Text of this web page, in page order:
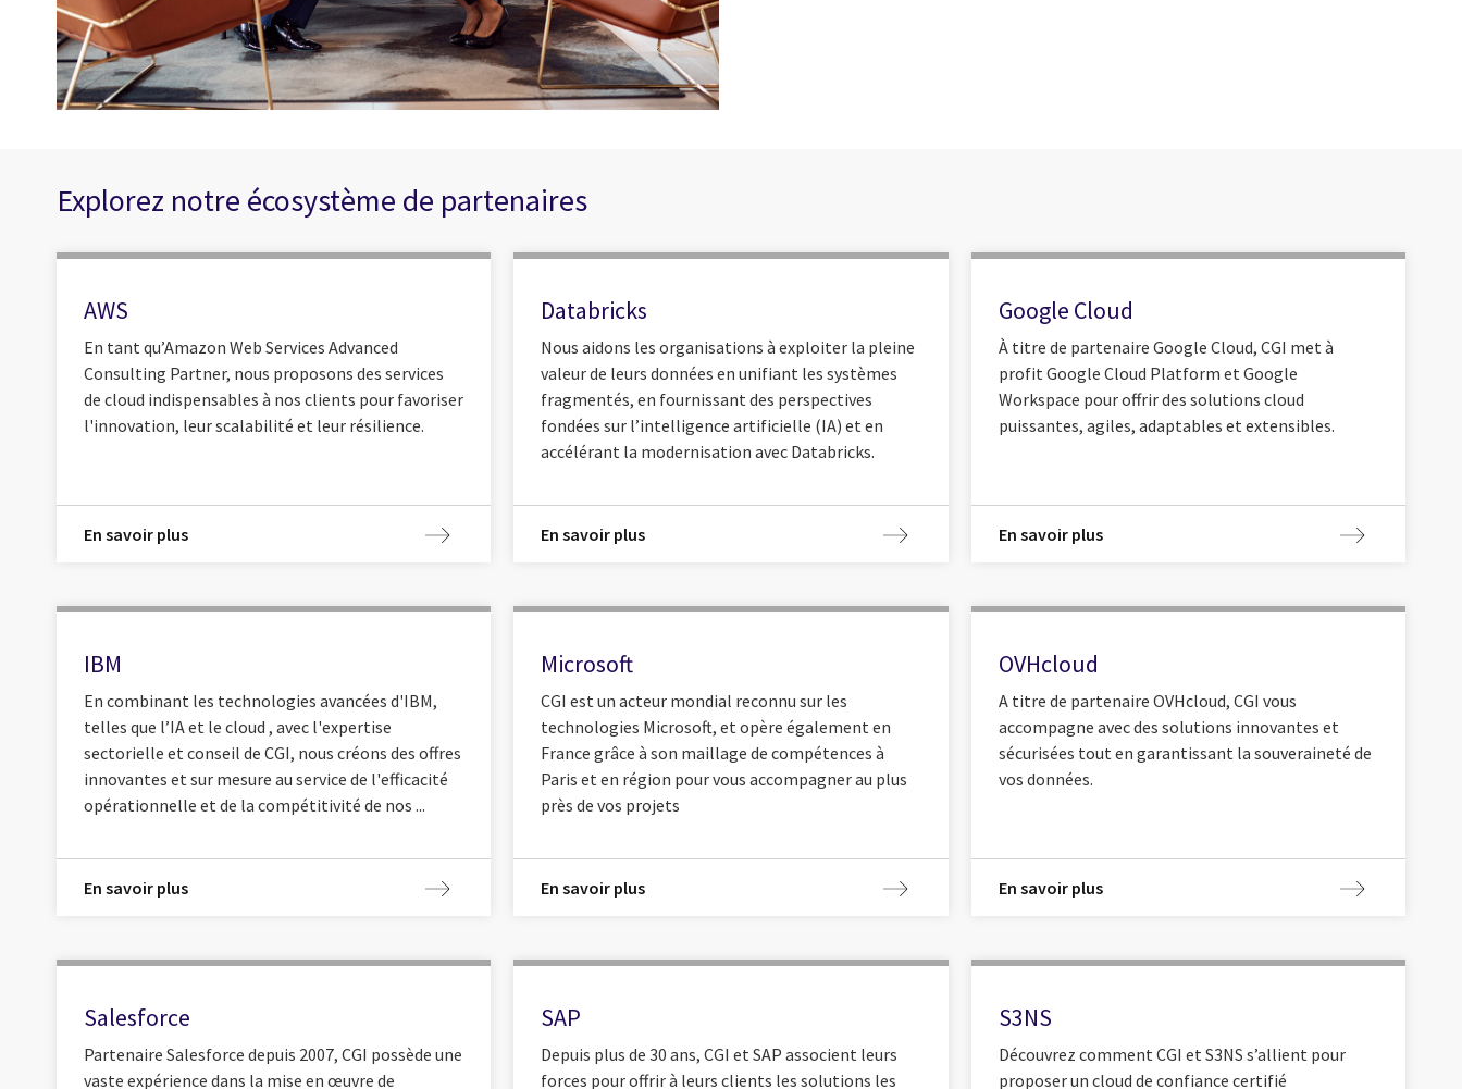
Explorez notre écosystème de partenaires
AWS
En tant qu’Amazon Web Services Advanced
Consulting Partner, nous proposons des services
de cloud indispensables à nos clients pour favoriser
l'innovation, leur scalabilité et leur résilience.
En savoir plus
Databricks
Nous aidons les organisations à exploiter la pleine
valeur de leurs données en unifiant les systèmes
fragmentés, en fournissant des perspectives
fondées sur l’intelligence artificielle (IA) et en
accélérant la modernisation avec Databricks.
En savoir plus
Google Cloud
À titre de partenaire Google Cloud, CGI met à
profit Google Cloud Platform et Google
Workspace pour offrir des solutions cloud
puissantes, agiles, adaptables et extensibles.
En savoir plus
IBM
En combinant les technologies avancées d'IBM,
telles que l’IA et le cloud , avec l'expertise
sectorielle et conseil de CGI, nous créons des offres
innovantes et sur mesure au service de l'efficacité
opérationnelle et de la compétitivité de nos ...
En savoir plus
Microsoft
CGI est un acteur mondial reconnu sur les
technologies Microsoft, et opère également en
France grâce à son maillage de compétences à
Paris et en région pour vous accompagner au plus
près de vos projets
En savoir plus
OVHcloud
A titre de partenaire OVHcloud, CGI vous
accompagne avec des solutions innovantes et
sécurisées tout en garantissant la souveraineté de
vos données.
En savoir plus
Salesforce
Partenaire Salesforce depuis 2007, CGI possède une
vaste expérience dans la mise en œuvre de
SAP
Depuis plus de 30 ans, CGI et SAP associent leurs
forces pour offrir à leurs clients les solutions les
S3NS
Découvrez comment CGI et S3NS s’allient pour
proposer un cloud de confiance certifié